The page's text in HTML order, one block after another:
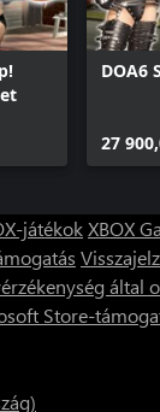
DOA6
27
játékokXBOX
által
Store-